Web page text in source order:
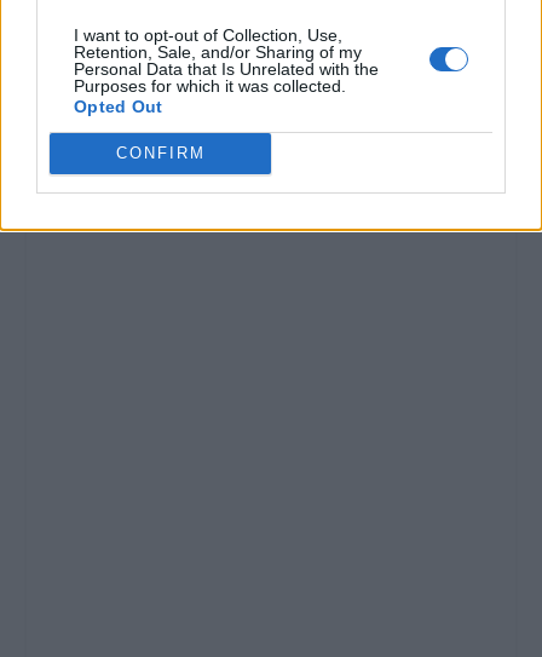
I want to opt-out of Collection, Use,
Retention, Sale, and/or Sharing of my
Personal Data that Is Unrelated with the
Purposes for which it was collected.
Opted Out
CONFIRM
VALUTARE: